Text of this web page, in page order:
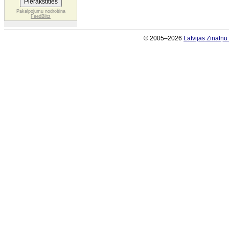
Pakalpojumu nodrošina
FeedBlitz
© 2005–2026 Latvijas